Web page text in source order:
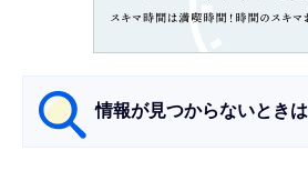
情報が見つからないときは